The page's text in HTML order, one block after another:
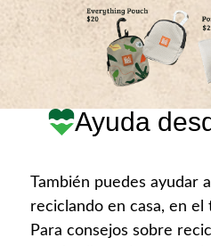
Ayuda
También puedes ayudar a
reciclando en casa, en
Para consejos sobre